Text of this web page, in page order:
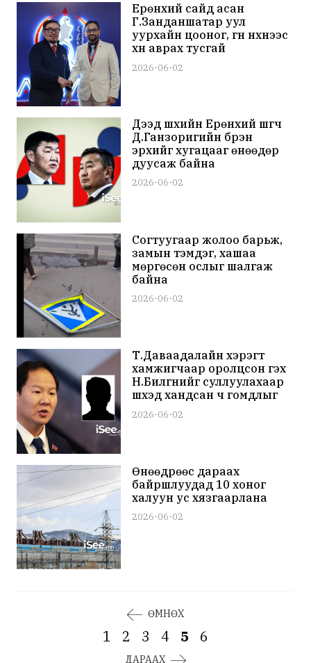
Ерөнхий сайд асан
Г.Занданшатар уул
уурхайн цооног, гүн нүхнээс
хүн аврах тусгай
төхөөрөмжийг ОБЕГ-т
хүлээлгэн өгнө гэв
2026-06-02
Дээд шүүхийн Ерөнхий шүүгч
Д.Ганзоригийн бүрэн
эрхийг хугацааг өнөөдөр
дуусаж байна
2026-06-02
Согтуугаар жолоо барьж,
замын тэмдэг, хашаа
мөргөсөн ослыг шалгаж
байна
2026-06-02
Т.Даваадалайн хэрэгт
хамжигчаар оролцсон гэх
Н.Билгүүнийг суллуулахаар
шүүхэд хандсан ч гомдлыг
нь хангахаас татгалзжээ
2026-06-02
Өнөөдрөөс дараах
байршлуудад 10 хоног
халуун ус хязгаарлана
2026-06-02
ӨМНӨХ
1 2 3 4 5 6
ДАРААХ